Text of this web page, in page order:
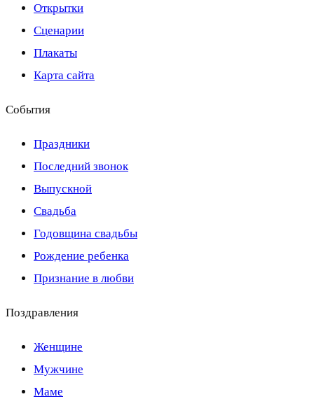
Открытки
Сценарии
Плакаты
Карта сайта
События
Праздники
Последний звонок
Выпускной
Свадьба
Годовщина свадьбы
Рождение ребенка
Признание в любви
Поздравления
Женщине
Мужчине
Маме